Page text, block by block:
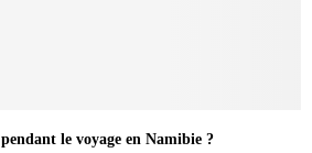
le voyage en Namibie ?